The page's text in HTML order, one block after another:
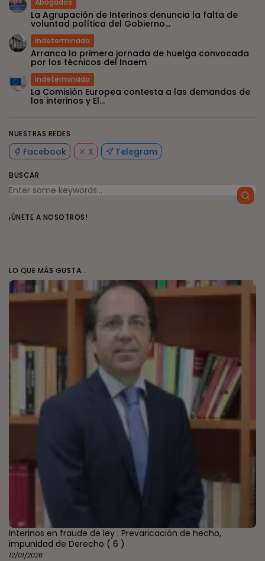
NUESTRAS REDES
Facebook X Telegram
BUSCAR
¡ÚNETE A NOSOTROS!
LO QUE MÁS GUSTA...
Interinos en fraude de ley : Prevaricación de hecho,
impunidad de Derecho ( 6 )
12/01/2026
Abogados
La Agrupación de Interinos denuncia la falta de
voluntad política del Gobierno...
Indeterminada
Arranca la primera jornada de huelga convocada
por los técnicos del Inaem
Indeterminada
La Comisión Europea contesta a las demandas de
los interinos y El...